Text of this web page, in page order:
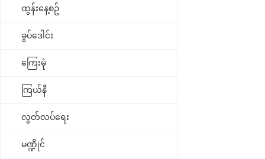
ထွန်းနေ့စဥ်
ခွပ်ဒေါင်း
ကြေးမုံ
ကြယ်နီ
လွတ်လပ်ရေး
မဏ္ဍိုင်